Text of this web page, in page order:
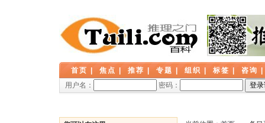
首页 焦点 推荐 专题 组织 标签 咨询
用户名：
密码：